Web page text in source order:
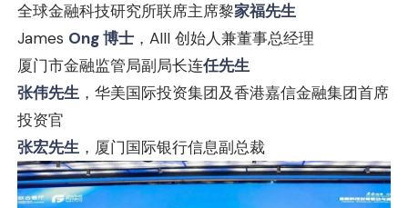
全球金融科技研究所联席主席黎家福先生
James Ong 博士 ，AIII 创始人兼董事总经理
厦门市金融监管局副局长连任先生
张伟先生 ，华美国际投资集团及香港嘉信金融集团首席
投资官
张宏先生 ，厦门国际银行信息副总裁